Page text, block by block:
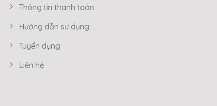
Thông tin thanh toán
Hướng dẫn sử dụng
Tuyển dụng
Liên hệ